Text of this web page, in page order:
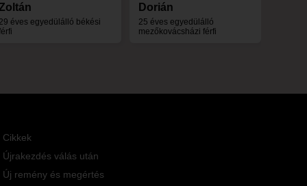
Zoltán
29 éves egyedülálló békési
Dorián
25 éves egyedülálló
mezőkovácsházi férfi
Cikkek
Újrakezdés válás után
Új remény és megértés